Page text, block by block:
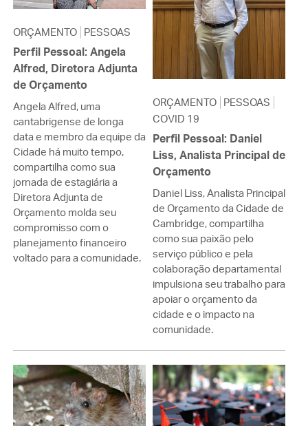
ORÇAMENTO PESSOAS
Perfil Pessoal: Angela
Alfred, Diretora Adjunta
de Orçamento
Angela Alfred, uma
cantabrigense de longa
data e membro da equipe da
Cidade há muito tempo,
compartilha como sua
jornada de estagiária a
Diretora Adjunta de
Orçamento molda seu
compromisso com o
planejamento financeiro
voltado para a comunidade.
ORÇAMENTO PESSOAS
COVID 19
Perfil Pessoal: Daniel
Liss, Analista Principal de
Orçamento
Daniel Liss, Analista Principal
de Orçamento da Cidade de
Cambridge, compartilha
como sua paixão pelo
serviço público e pela
colaboração departamental
impulsiona seu trabalho para
apoiar o orçamento da
cidade e o impacto na
comunidade.